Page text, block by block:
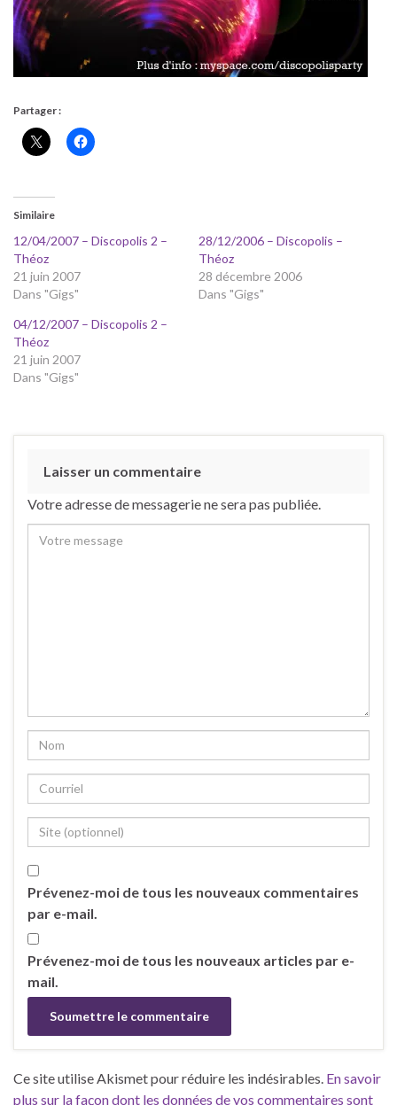
Partager :
Similaire
12/04/2007 – Discopolis 2 –
Théoz
21 juin 2007
Dans "Gigs"
28/12/2006 – Discopolis –
Théoz
28 décembre 2006
Dans "Gigs"
04/12/2007 – Discopolis 2 –
Théoz
21 juin 2007
Dans "Gigs"
Laisser un commentaire
Votre adresse de messagerie ne sera pas publiée.
Prévenez-moi de tous les nouveaux commentaires
par e-mail.
Prévenez-moi de tous les nouveaux articles par e-
mail.
Ce site utilise Akismet pour réduire les indésirables. En savoir
plus sur la façon dont les données de vos commentaires sont